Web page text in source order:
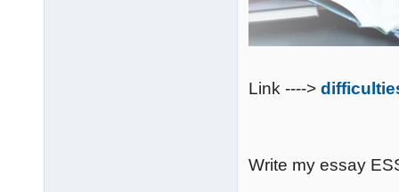
Link ---->
Write my essay